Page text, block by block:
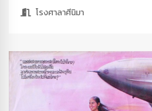
โรงศาลาศีนิมา